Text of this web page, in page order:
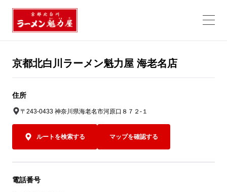
京都北白川ラーメン魁力屋 海老名店
住所
〒243-0433 神奈川県海老名市河原口８７２-１
ルートを検索する マップを確認する
電話番号